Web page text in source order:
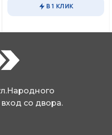
В 1 КЛИК
вход со двора.